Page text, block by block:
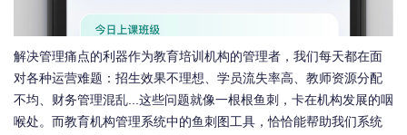
解决管理痛点的利器作为教育培训机构的管理者，我们每天都在面
对各种运营难题：招生效果不理想、学员流失率高、教师资源分配
不均、财务管理混乱...这些问题就像一根根鱼刺，卡在机构发展的咽
喉处。而教育机构管理系统中的鱼刺图工具，恰恰能帮助我们系统